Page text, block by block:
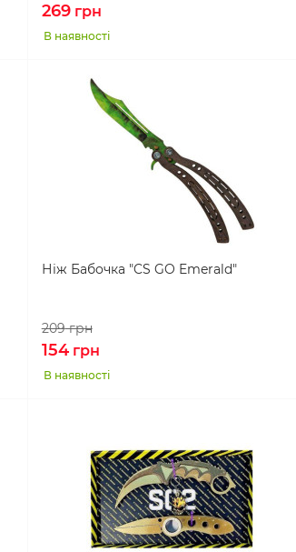
269грн
В наявності
Ніж Бабочка "CS GO Emerald"
209грн
154грн
В наявності